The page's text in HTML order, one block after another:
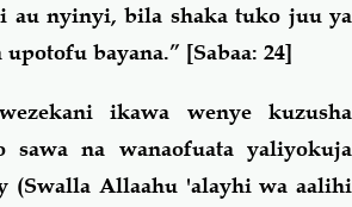
au nyinyi, bila shaka tuko juu ya
bayana.” [Sabaa: 24]
ikawa wenye kuzusha
na wanaofuata yaliyokuja
(Swalla Allaahu 'alayhi wa aalihi